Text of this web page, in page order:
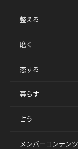
整える
磨く
恋する
暮らす
占う
メンバーコンテンツ